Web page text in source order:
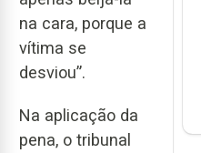
na cara, porque a
vítima se
desviou”.
Na aplicação da
pena, o tribunal